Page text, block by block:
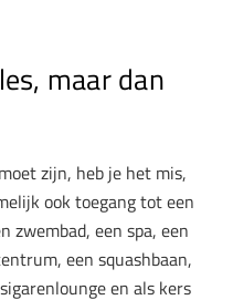
maar dan
zijn, heb je het mis,
ook toegang tot een
zwembad, een spa, een
een squashbaan,
en als kers